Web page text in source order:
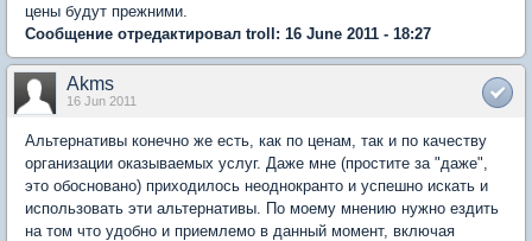
цены будут прежними.
Сообщение отредактировал troll: 16 June 2011 - 18:27
Akms
16 Jun 2011
Альтернативы конечно же есть, как по ценам, так и по качеству
организации оказываемых услуг. Даже мне (простите за "даже",
это обосновано) приходилось неоднокранто и успешно искать и
использовать эти альтернативы. По моему мнению нужно ездить
на том что удобно и приемлемо в данный момент, включая